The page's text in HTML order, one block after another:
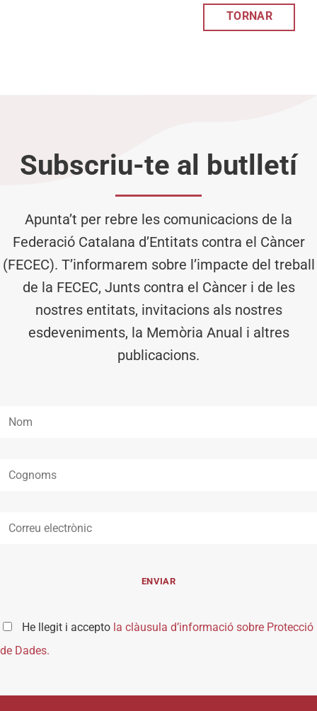
TORNAR
Subscriu-te al butlletí
Apunta’t per rebre les comunicacions de la
Federació Catalana d’Entitats contra el Càncer
(FECEC). T’informarem sobre l’impacte del treball
de la FECEC, Junts contra el Càncer i de les
nostres entitats, invitacions als nostres
esdeveniments, la Memòria Anual i altres
publicacions.
He llegit i accepto la clàusula d’informació sobre Protecció
de Dades.